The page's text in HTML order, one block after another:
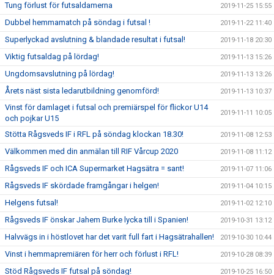
Tung förlust för futsaldamerna 2019-11-25 15:55
Dubbel hemmamatch på söndag i futsal ! 2019-11-22 11:40
Superlyckad avslutning & blandade resultat i futsal! 2019-11-18 20:30
Viktig futsaldag på lördag! 2019-11-13 15:26
Ungdomsavslutning på lördag! 2019-11-13 13:26
Årets näst sista ledarutbildning genomförd! 2019-11-13 10:37
Vinst för damlaget i futsal och premiärspel för flickor U14
och pojkar U15
2019-11-11 10:05
Stötta Rågsveds IF i RFL på söndag klockan 18.30! 2019-11-08 12:53
Välkommen med din anmälan till RIF Vårcup 2020 2019-11-08 11:12
Rågsveds IF och ICA Supermarket Hagsätra = sant! 2019-11-07 11:06
Rågsveds IF skördade framgångar i helgen! 2019-11-04 10:15
Helgens futsal! 2019-11-02 12:10
Rågsveds IF önskar Jahem Burke lycka till i Spanien! 2019-10-31 13:12
Halvvägs in i höstlovet har det varit full fart i Hagsätrahallen! 2019-10-30 10:44
Vinst i hemmapremiären för herr och förlust i RFL! 2019-10-28 08:39
Stöd Rågsveds IF futsal på söndag! 2019-10-25 16:50